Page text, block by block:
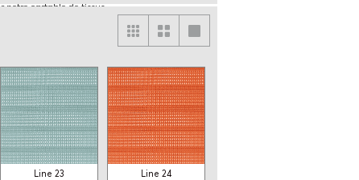
Line 23 Line 24
notre cartable de tissus.
dans la liste de prix sont unitaires pour un tissu
le COM choisi est un tissu à motifs, contactez le
exacte requise. Si un tissu à motif est